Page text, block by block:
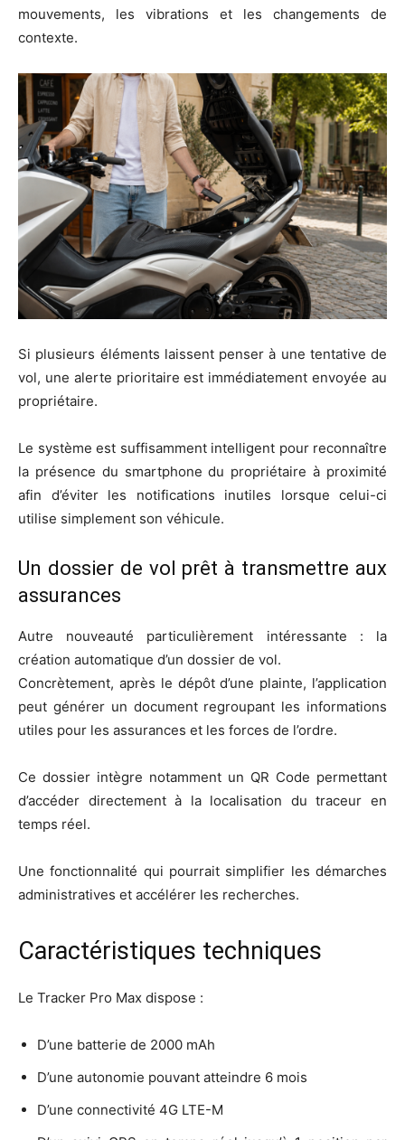
mouvements, les vibrations et les changements de
contexte.
Si plusieurs éléments laissent penser à une tentative de
vol, une alerte prioritaire est immédiatement envoyée au
propriétaire.
Le système est suffisamment intelligent pour reconnaître
la présence du smartphone du propriétaire à proximité
afin d’éviter les notifications inutiles lorsque celui-ci
utilise simplement son véhicule.
Un dossier de vol prêt à transmettre aux
assurances
Autre nouveauté particulièrement intéressante : la
création automatique d’un dossier de vol.
Concrètement, après le dépôt d’une plainte, l’application
peut générer un document regroupant les informations
utiles pour les assurances et les forces de l’ordre.
Ce dossier intègre notamment un QR Code permettant
d’accéder directement à la localisation du traceur en
temps réel.
Une fonctionnalité qui pourrait simplifier les démarches
administratives et accélérer les recherches.
Caractéristiques techniques
Le Tracker Pro Max dispose :
D’une batterie de 2000 mAh
D’une autonomie pouvant atteindre 6 mois
D’une connectivité 4G LTE-M